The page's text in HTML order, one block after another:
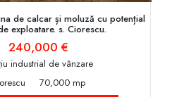
de calcar și moluză cu potențial
exploatare. s. Ciorescu.
240,000 €
industrial de vânzare
70,000 mp